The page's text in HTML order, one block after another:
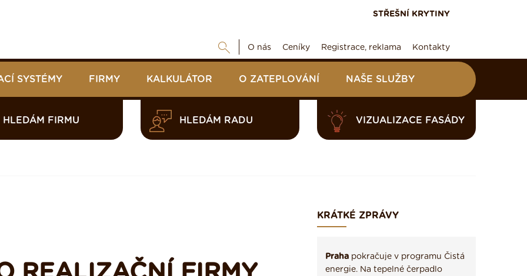
STŘEŠNÍ KRYTINY
O nás Ceníky Registrace, reklama Kontakty
SYSTÉMY FIRMY KALKULÁTOR O ZATEPLOVÁNÍ NAŠE SLUŽBY
HLEDÁM FIRMU HLEDÁM RADU VIZUALIZACE FASÁDY
KRÁTKÉ ZPRÁVY
Praha pokračuje v programu Čistá
energie. Na tepelné čerpadlo